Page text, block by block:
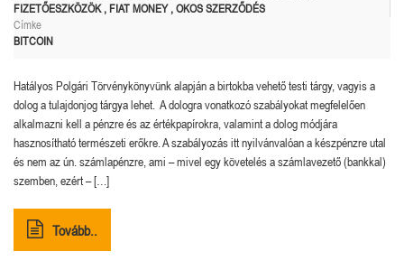
FIZETŐESZKÖZÖK, FIAT MONEY, OKOS SZERZŐDÉS
Címke
BITCOIN
Hatályos Polgári Törvénykönyvünk alapján a birtokba vehető testi tárgy, vagyis a
dolog a tulajdonjog tárgya lehet. A dologra vonatkozó szabályokat megfelelően
alkalmazni kell a pénzre és az értékpapírokra, valamint a dolog módjára
hasznosítható természeti erőkre. A szabályozás itt nyilvánvalóan a készpénzre utal
és nem az ún. számlapénzre, ami – mivel egy követelés a számlavezető (bankkal)
szemben, ezért – […]
Tovább..